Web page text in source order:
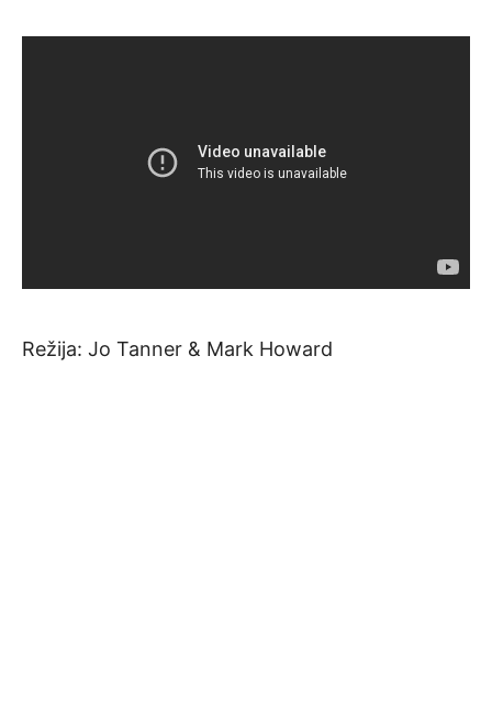
Režija: Jo Tanner & Mark Howard